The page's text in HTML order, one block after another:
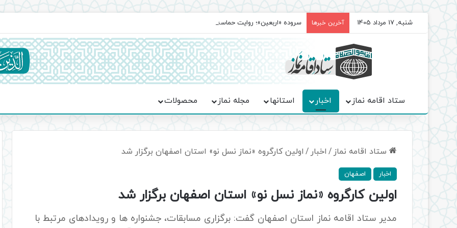
شنبه, 17 مرداد 1405 آخرین خبرها سروده‌ «اربعین»؛ روایت حماسه، استقامت و تمدن‌سازی امت اسلامی
ستاد اقامه نماز اخبار استانها مجله نماز محصولات
ستاد اقامه نماز / اخبار / اولین کارگروه «نماز نسل نو» استان اصفهان برگزار شد
اخبار اصفهان
اولین کارگروه «نماز نسل نو» استان اصفهان برگزار شد
مدیر ستاد اقامه نماز استان اصفهان گفت: برگزاری مسابقات، جشنواره ها و رویدادهای مرتبط با